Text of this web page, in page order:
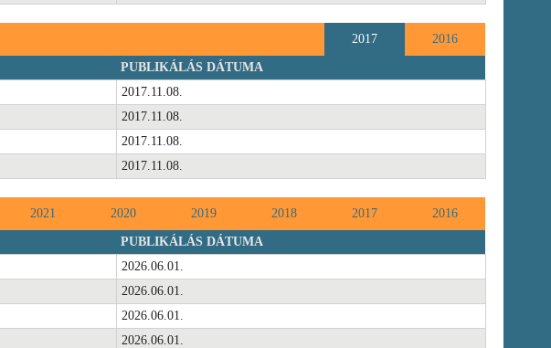
2017 2016
PUBLIKÁLÁS DÁTUMA
2017.11.08.
2017.11.08.
2017.11.08.
2017.11.08.
2021 2020 2019 2018 2017 2016
PUBLIKÁLÁS DÁTUMA
2026.06.01.
2026.06.01.
2026.06.01.
2026.06.01.